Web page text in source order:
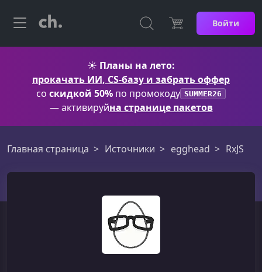
Войти
☀️ Планы на лето:
прокачать ИИ, CS-базу и забрать оффер
со скидкой 50% по промокоду SUMMER26
— активируйна странице пакетов
Главная страница Источники egghead RxJS